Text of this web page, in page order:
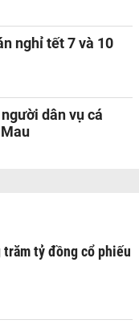
nghỉ tết 7 và 10
dân vụ cá
trăm tỷ đồng cổ phiếu